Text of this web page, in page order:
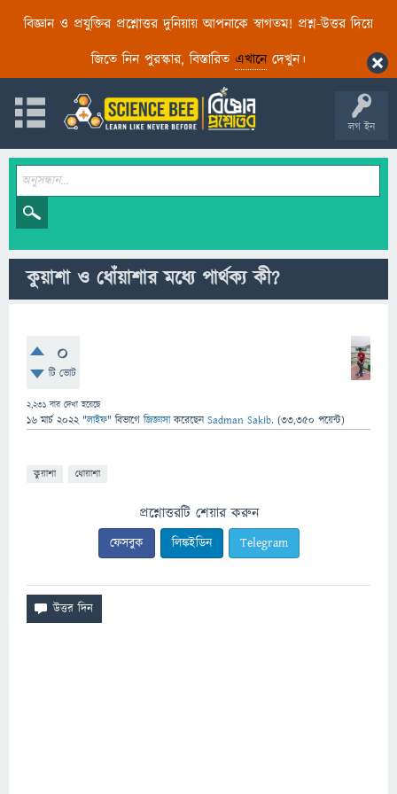
বিজ্ঞান ও প্রযুক্তির প্রশ্নোত্তর দুনিয়ায় আপনাকে স্বাগতম! প্রশ্ন-উত্তর দিয়ে
জিতে নিন পুরস্কার, বিস্তারিত এখানেদেখুন।
লগ ইন
কুয়াশা ও ধোঁয়াশার মধ্যে পার্থক্য কী?
0
টি ভোট
2,231 বার দেখা হয়েছে
16 মার্চ 2022 "লাইফ" বিভাগে জিজ্ঞাসাকরেছেনSadman Sakib. (33,350 পয়েন্ট)
কুয়াশা ধোয়াশা
প্রশ্নোত্তরটি শেয়ার করুন
ফেসবুক লিঙ্কইডিন Telegram